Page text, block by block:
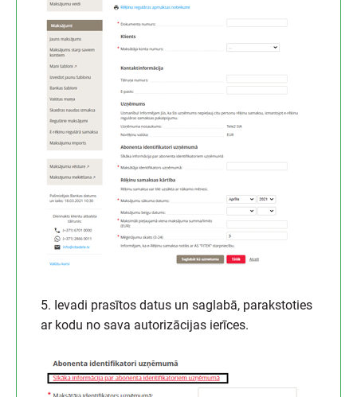
5. Ievadi prasītos datus un saglabā, parakstoties
ar kodu no sava autorizācijas ierīces.